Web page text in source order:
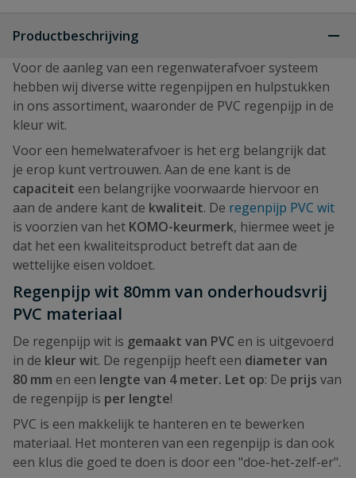
Productbeschrijving
Voor de aanleg van een regenwaterafvoer systeem
hebben wij diverse witte regenpijpen en hulpstukken
in ons assortiment, waaronder de PVC regenpijp in de
kleur wit.
Voor een hemelwaterafvoer is het erg belangrijk dat
je erop kunt vertrouwen. Aan de ene kant is de
capaciteit een belangrijke voorwaarde hiervoor en
aan de andere kant de kwaliteit. De regenpijp PVC wit
is voorzien van het KOMO-keurmerk, hiermee weet je
dat het een kwaliteitsproduct betreft dat aan de
wettelijke eisen voldoet.
Regenpijp wit 80mm van onderhoudsvrij
PVC materiaal
De regenpijp wit is gemaakt van PVC en is uitgevoerd
in de kleur wit. De regenpijp heeft een diameter van
80 mm en een lengte van 4 meter. Let op: De prijs van
de regenpijp is per lengte!
PVC is een makkelijk te hanteren en te bewerken
materiaal. Het monteren van een regenpijp is dan ook
een klus die goed te doen is door een "doe-het-zelf-er".